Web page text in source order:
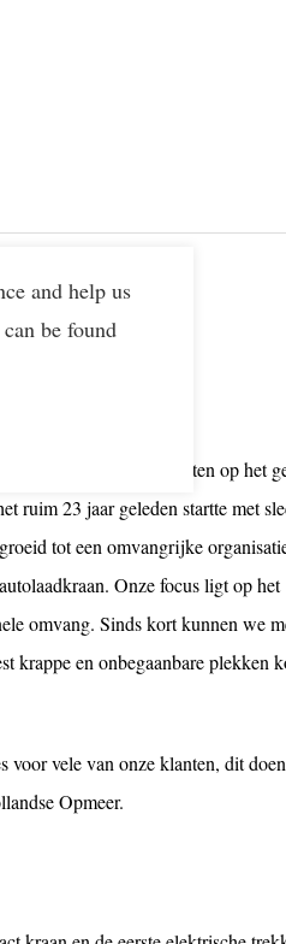
van onze klanten op het
ruim 23 jaar geleden startte met
tot een omvangrijke
Onze focus ligt op het
omvang. Sinds kort kunnen we
krappe en onbegaanbare plekken
voor vele van onze klanten, dit
Opmeer.
and help us
be found